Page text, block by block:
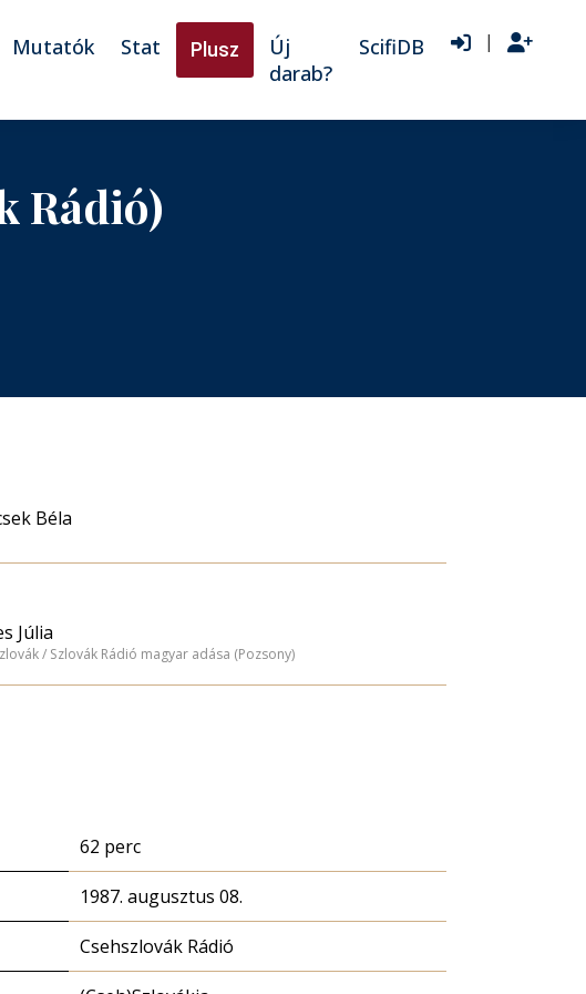
Mutatók Stat Plusz
Új
darab?
ScifiDB |
Rádió)
Béla
Júlia
/ Szlovák Rádió magyar adása (Pozsony)
62 perc
1987. augusztus 08.
Csehszlovák Rádió